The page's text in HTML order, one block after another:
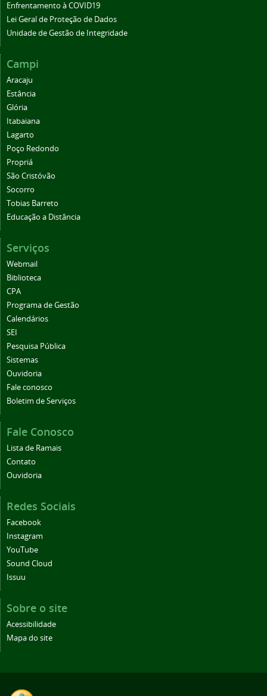
Enfrentamento à COVID19
Lei Geral de Proteção de Dados
Unidade de Gestão de Integridade
Campi
Aracaju
Estância
Glória
Itabaiana
Lagarto
Poço Redondo
Propriá
São Cristóvão
Socorro
Tobias Barreto
Educação a Distância
Serviços
Webmail
Biblioteca
CPA
Programa de Gestão
Calendários
SEI
Pesquisa Pública
Sistemas
Ouvidoria
Fale conosco
Boletim de Serviços
Fale Conosco
Lista de Ramais
Contato
Ouvidoria
Redes Sociais
Facebook
Instagram
YouTube
Sound Cloud
Issuu
Sobre o site
Acessibilidade
Mapa do site